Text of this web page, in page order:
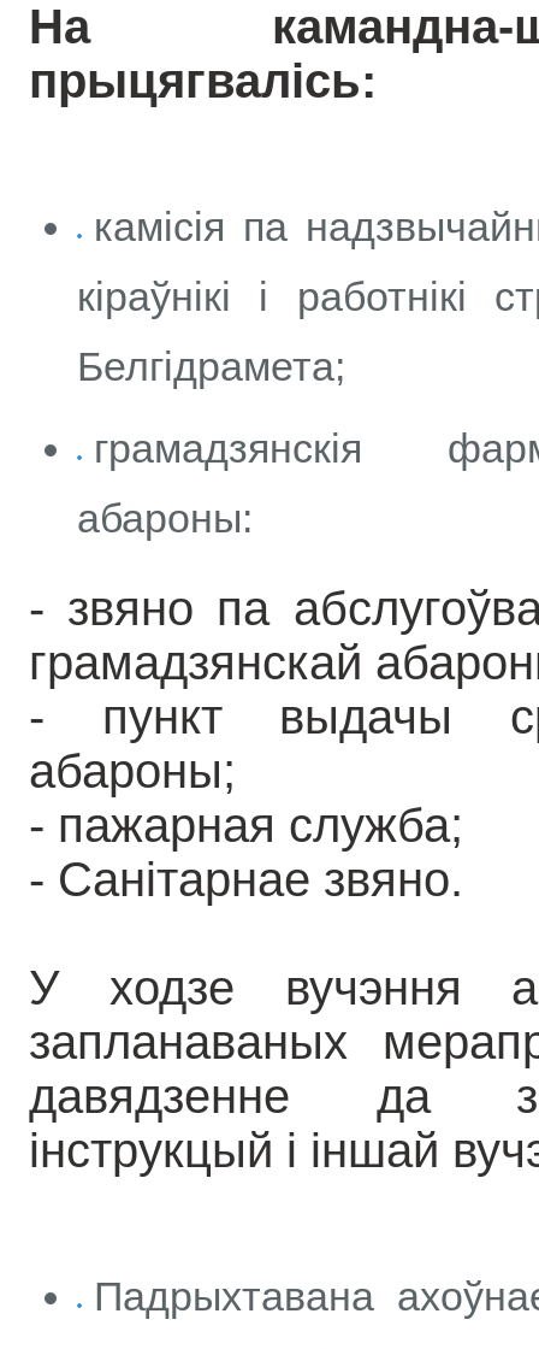
На камандна-
прыцягвалісь:
камісія па
кіраўнікі і работнікі
Белгідрамета;
грамадзянскія
абароны:
- звяно па
грамадзянскай
- пункт выдачы
абароны;
- пажарная служба;
- Санітарнае звяно.
У ходзе вучэння
запланаваных
давядзенне да
інструкцый і іншай
Падрыхтавана